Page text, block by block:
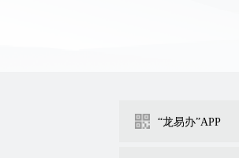
“龙易办”APP